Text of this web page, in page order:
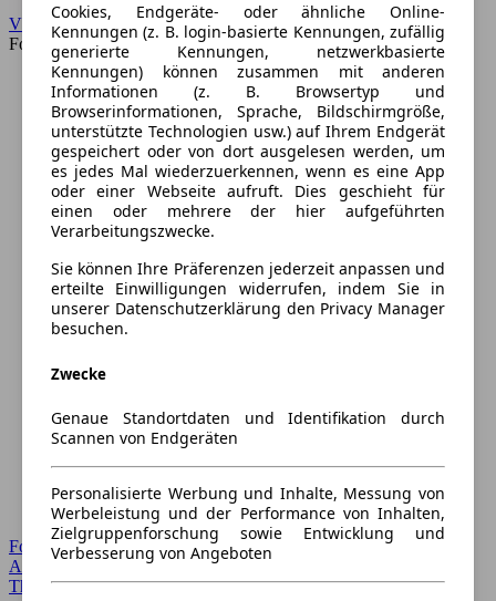
VW
Forum
Forum Startseite
Alle Auto-Foren
Themen-Forum
Cookies, Endgeräte- oder ähnliche Online-
Kennungen (z. B. login-basierte Kennungen, zufällig
generierte Kennungen, netzwerkbasierte
Kennungen) können zusammen mit anderen
Informationen (z. B. Browsertyp und
Browserinformationen, Sprache, Bildschirmgröße,
unterstützte Technologien usw.) auf Ihrem Endgerät
gespeichert oder von dort ausgelesen werden, um
es jedes Mal wiederzuerkennen, wenn es eine App
oder einer Webseite aufruft. Dies geschieht für
einen oder mehrere der hier aufgeführten
Verarbeitungszwecke.
Sie können Ihre Präferenzen jederzeit anpassen und
erteilte Einwilligungen widerrufen, indem Sie in
unserer Datenschutzerklärung den Privacy Manager
besuchen.
Zwecke
Genaue Standortdaten und Identifikation durch
Scannen von Endgeräten
Personalisierte Werbung und Inhalte, Messung von
Werbeleistung und der Performance von Inhalten,
Zielgruppenforschung sowie Entwicklung und
Verbesserung von Angeboten